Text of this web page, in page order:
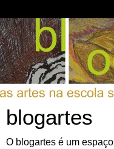
blogartes
O blogartes é um